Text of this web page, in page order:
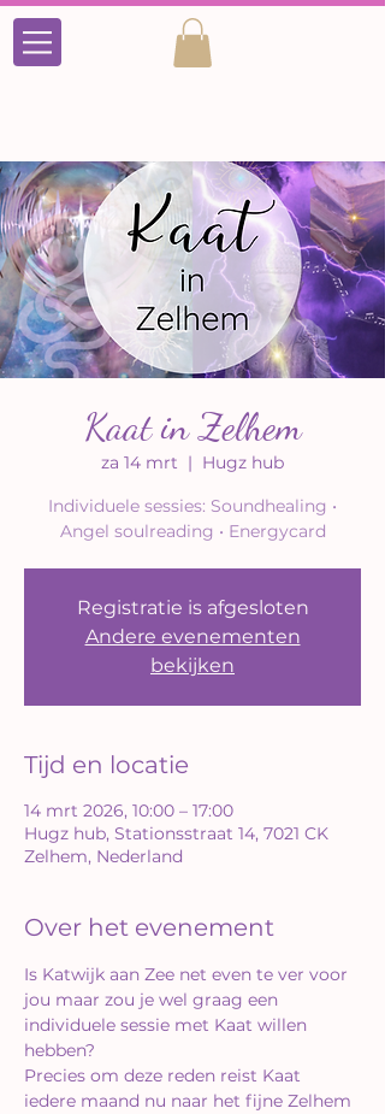
Kaat in Zelhem
za 14 mrt
  |
Hugz hub
Individuele sessies: Soundhealing •
Angel soulreading • Energycard
Registratie is afgesloten
Andere evenementen
bekijken
Tijd en locatie
14 mrt 2026, 10:00 – 17:00
Hugz hub, Stationsstraat 14, 7021 CK
Zelhem, Nederland
Over het evenement
Is Katwijk aan Zee net even te ver voor
jou maar zou je wel graag een
individuele sessie met Kaat willen
hebben?
Precies om deze reden reist Kaat
iedere maand nu naar het fijne Zelhem